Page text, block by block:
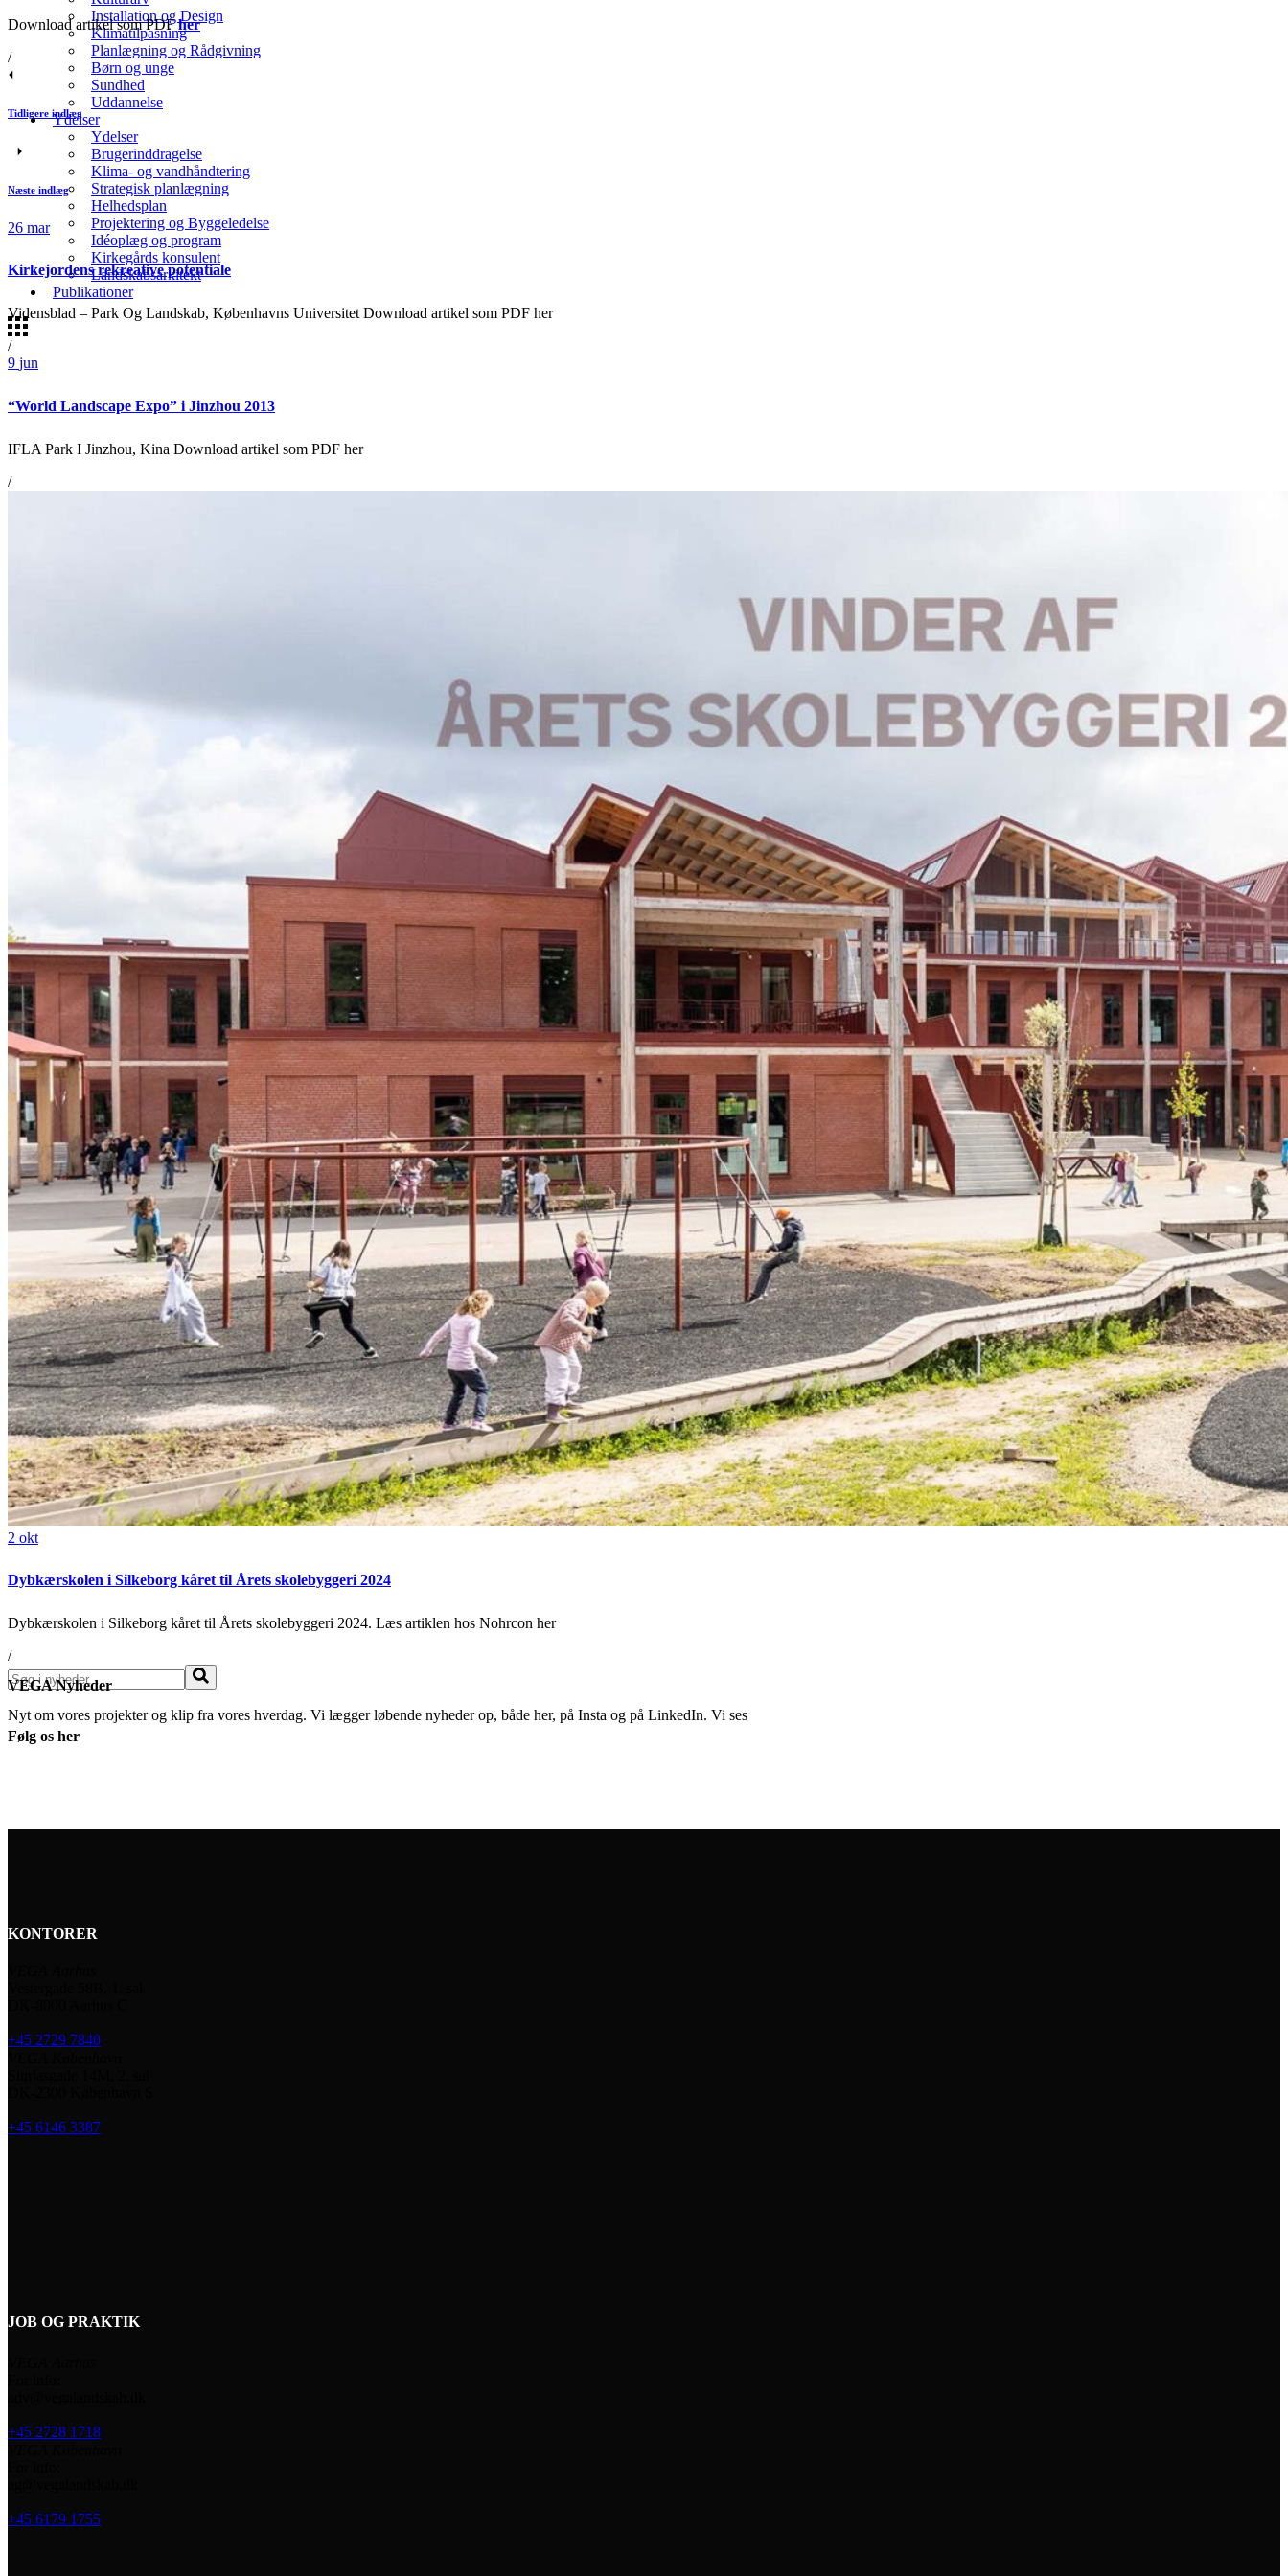
Installation og Design
Klimatilpasning
Planlægning og Rådgivning
Børn og unge
Sundhed
Uddannelse
Ydelser
Ydelser
Brugerinddragelse
Klima- og vandhåndtering
Strategisk planlægning
Helhedsplan
Projektering og Byggeledelse
Idéoplæg og program
Kirkegårds konsulent
Landskabsarkitekt
Publikationer
Download artikel som PDFher
/
Tidligere indlæg
Næste indlæg
26 mar
Kirkejordens rekreative potentiale
Vidensblad – Park Og Landskab, Københavns Universitet Download artikel som PDF her
/
9 jun
“World Landscape Expo” i Jinzhou 2013
IFLA Park I Jinzhou, Kina Download artikel som PDF her
/
2 okt
Dybkærskolen i Silkeborg kåret til Årets skolebyggeri 2024
Dybkærskolen i Silkeborg kåret til Årets skolebyggeri 2024. Læs artiklen hos Nohrcon her
/
Søg
VEGA Nyheder
Nyt om vores projekter og klip fra vores hverdag. Vi lægger løbende nyheder op, både her, på Insta og på LinkedIn. Vi ses
Følg os her
KONTORER
+45 2729 7840
+45 6146 3387
JOB OG PRAKTIK
+45 2728 1718
+45 6179 1755